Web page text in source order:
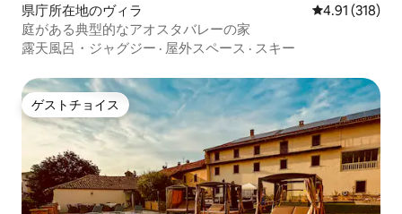
県庁所在地のヴィラ レビュー318
4.91 (318)
庭がある典型的なアオスタバレーの家
露天風呂・ジャグジー · 屋外スペース · スキー
ゲストチョイス
ゲストチョイス